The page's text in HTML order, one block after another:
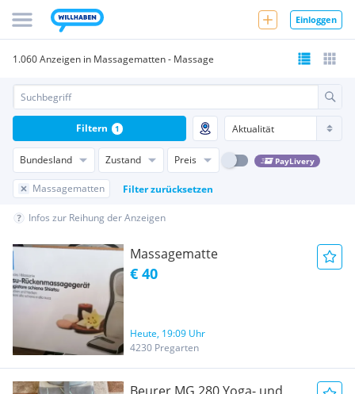
Einloggen
1.060 Anzeigen in Massagematten - Massage
Bundesland Zustand Preis PayLivery
Massagematten Filter zurücksetzen
Filtern 1
Infos zur Reihung der Anzeigen
Massagematte
€ 40
Heute, 19:09 Uhr
4230 Pregarten